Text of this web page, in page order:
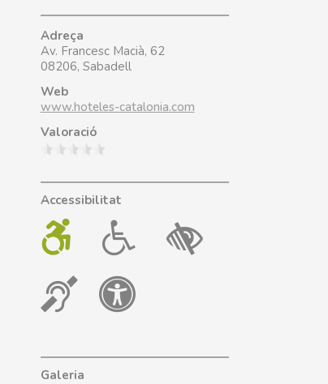
Adreça
Av. Francesc Macià, 62
08206, Sabadell
Web
www.hoteles-catalonia.com
Valoració
Accessibilitat
Galeria